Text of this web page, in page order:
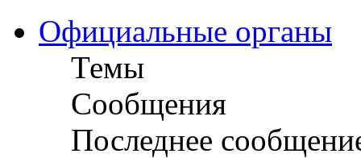
Официальные органы
Темы
Сообщения
Последнее